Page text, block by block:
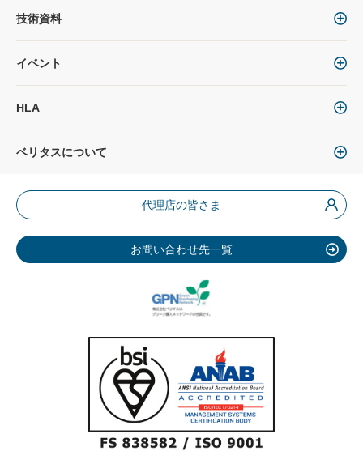
技術資料
イベント
HLA
ベリタスについて
代理店の皆さま
お問い合わせ先一覧